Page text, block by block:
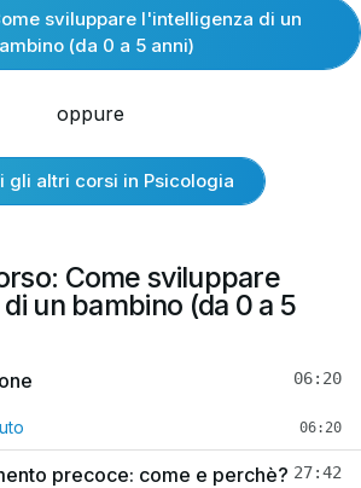
sviluppare l'intelligenza di un
(da 0 a 5 anni)
oppure
gli altri corsi in Psicologia
Come sviluppare
un bambino (da 0 a 5
06:20
06:20
precoce: come e perchè? 27:42